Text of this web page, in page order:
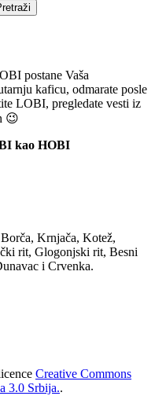
postane Vaša
kaficu, odmarate posle
LOBI, pregledate vesti iz
😉
kao HOBI
Krnjača, Kotež,
rit, Glogonjski rit, Besni
i Crvenka.
Creative Commons
3.0 Srbija..